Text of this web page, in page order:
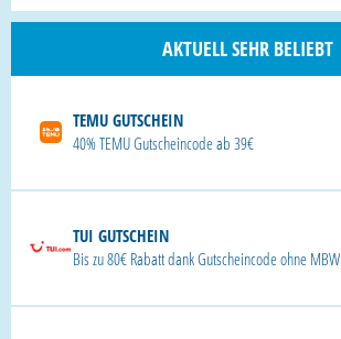
AKTUELL SEHR BELIEBT
TEMU GUTSCHEIN
40% TEMU Gutscheincode ab 39€
TUI GUTSCHEIN
Bis zu 80€ Rabatt dank Gutscheincode ohne MBW